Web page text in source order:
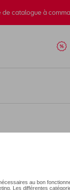
catalogue à
noir